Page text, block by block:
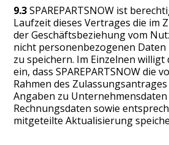
9.3SPAREPARTSNOW ist
Laufzeit dieses Vertrages die im
der Geschäftsbeziehung vom
nicht personenbezogenen
zu speichern. Im Einzelnen
ein, dass SPAREPARTSNOW die
Rahmen des
Angaben zu
Rechnungsdaten sowie
mitgeteilte Aktualisierung